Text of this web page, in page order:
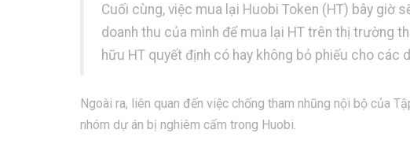
Cuối cùng, việc mua lại Huobi Token (HT) bây giờ
doanh thu của mình để mua lại HT trên thị trường
hữu HT quyết định có hay không bỏ phiếu cho các
Ngoài ra, liên quan đến việc chống tham nhũng nội bộ của
nhóm dự án bị nghiêm cấm trong Huobi.